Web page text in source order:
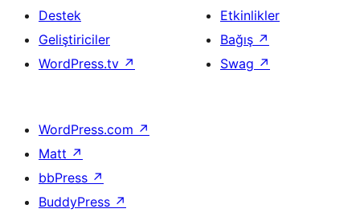
Destek
Geliştiriciler
WordPress.tv ↗
Etkinlikler
Bağış ↗
Swag ↗
WordPress.com ↗
Matt ↗
bbPress ↗
BuddyPress ↗